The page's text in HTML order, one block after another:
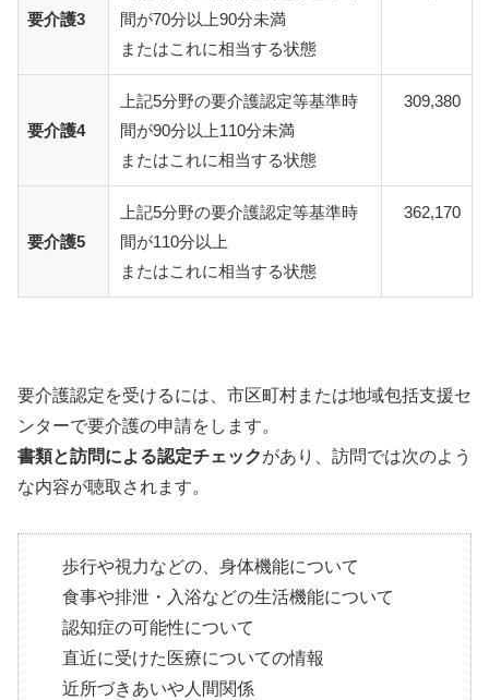
要介護3
間が70分以上90分未満
またはこれに相当する状態
要介護4
上記5分野の要介護認定等基準時
間が90分以上110分未満
またはこれに相当する状態
309,380
要介護5
上記5分野の要介護認定等基準時
間が110分以上
またはこれに相当する状態
362,170
要介護認定を受けるには、市区町村または地域包括支援セ
ンターで要介護の申請をします。
書類と訪問による認定チェックがあり、訪問では次のよう
な内容が聴取されます。
歩行や視力などの、身体機能について
食事や排泄・入浴などの生活機能について
認知症の可能性について
直近に受けた医療についての情報
近所づきあいや人間関係